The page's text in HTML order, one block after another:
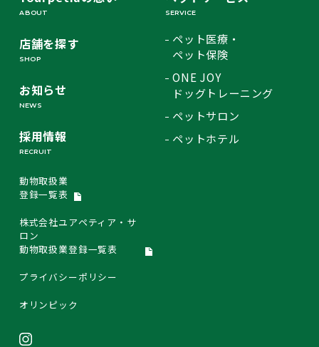
ABOUT
店舗を探す
SHOP
お知らせ
NEWS
採用情報
RECRUIT
動物取扱業
登録一覧表
株式会社ユアペティア・サ
ロン
動物取扱業登録一覧表
プライバシーポリシー
オリンピック
SERVICE
ペット医療・
ペット保険
ONE JOY
ドッグトレーニング
ペットサロン
ペットホテル